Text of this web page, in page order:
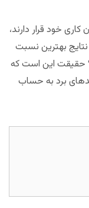
خود قرار دارند،
بهترین نسبت
حقیقت این است که
برد به حساب